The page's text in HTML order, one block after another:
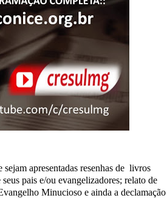
apresentadas resenhas de livros
pais e/ou evangelizadores; relato de
Minucioso e ainda a declamação